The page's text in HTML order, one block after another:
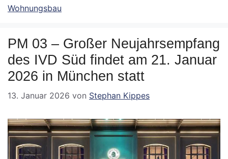
Wohnungsbau
PM 03 – Großer Neujahrsempfang
des IVD Süd findet am 21. Januar
2026 in München statt
13. Januar 2026 von Stephan Kippes